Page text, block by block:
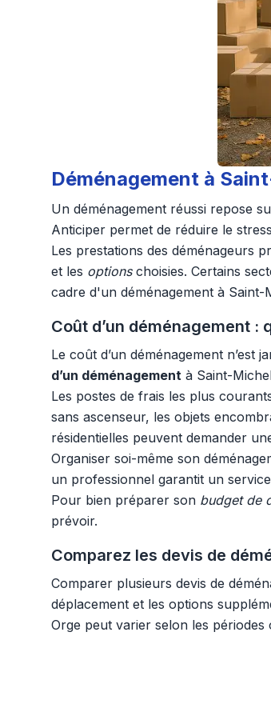
Déménagement à
Un déménagement réussi repose
Anticiper permet de réduire le
Les prestations des déménageurs
et les optionschoisies. Certains
cadre d'un déménagement à
Coût d’un déménagement
Le coût d’un déménagement n’est
d’un déménagement à Saint-
Les postes de frais les plus
sans ascenseur, les objets
résidentielles peuvent demander
Organiser soi-même son
un professionnel garantit un
Pour bien préparer son budget de
prévoir.
Comparez les devis de
Comparer plusieurs devis de
déplacement et les options
Orge peut varier selon les périodes